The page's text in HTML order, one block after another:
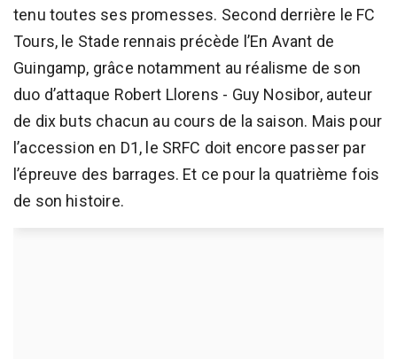
tenu toutes ses promesses. Second derrière le FC
Tours, le Stade rennais précède l’En Avant de
Guingamp, grâce notamment au réalisme de son
duo d’attaque Robert Llorens - Guy Nosibor, auteur
de dix buts chacun au cours de la saison. Mais pour
l’accession en D1, le SRFC doit encore passer par
l’épreuve des barrages. Et ce pour la quatrième fois
de son histoire.